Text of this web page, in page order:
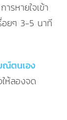
รหายใจเข้า
อยๆ 3-5 นาที
ณ์ตนเอง
ห้ลองจด